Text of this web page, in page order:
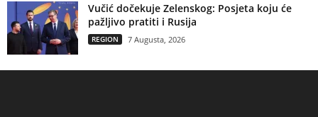
Vučić dočekuje Zelenskog: Posjeta koju će
pažljivo pratiti i Rusija
REGION 7 Augusta, 2026